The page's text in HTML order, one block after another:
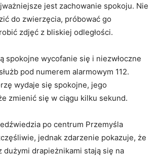
jest zachowanie spokoju. Nie
do zwierzęcia, próbować go
zdjęć z bliskiej odległości.
spokojne wycofanie się i niezwłoczne
pod numerem alarmowym 112.
wydaje się spokojne, jego
zmienić się w ciągu kilku sekund.
po centrum Przemyśla
jednak zdarzenie pokazuje, że
dużymi drapieżnikami stają się na